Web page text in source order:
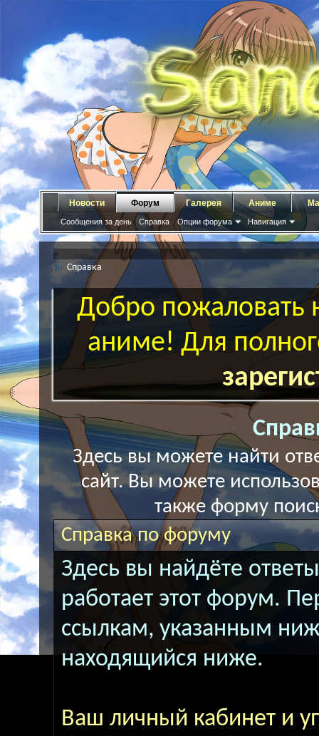
Новости Форум
Сообщения за день Справка Опции форума Навигация
Галерея Аниме
Справка
Добро пожаловать
аниме! Для
Здесь вы можете найти
сайт. Вы можете
также форму
Справка по форуму
Здесь вы найдёте
работает этот форум.
ссылкам, указанным
находящийся ниже.
Ваш личный кабинет и